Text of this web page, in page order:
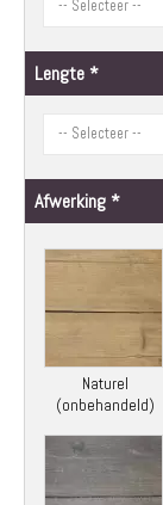
Lengte
Afwerking
Naturel
(onbehandeld)